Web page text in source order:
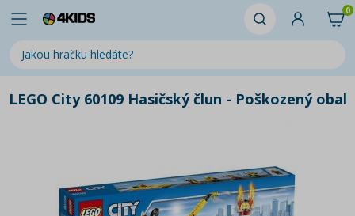
0
LEGO City 60109 Hasičský člun - Poškozený obal